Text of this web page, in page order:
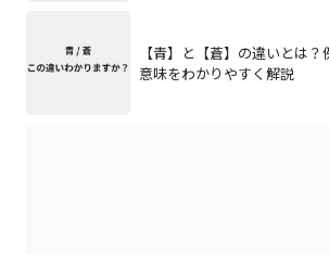
【青】と【蒼】の違いとは
意味をわかりやすく解説